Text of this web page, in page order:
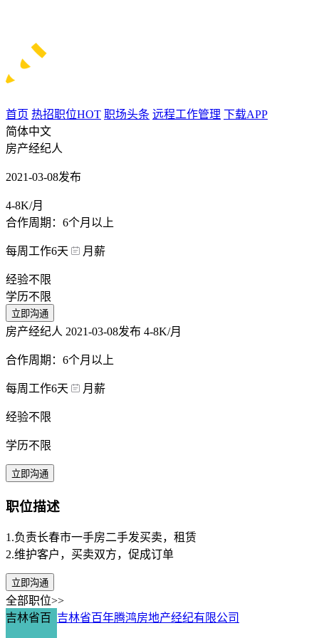
首页 热招职位HOT 职场头条 远程工作管理 下载APP
简体中文
房产经纪人
2021-03-08发布
4-8K/月
合作周期：6个月以上
每周工作6天 月薪
经验不限
学历不限
立即沟通
房产经纪人 2021-03-08发布 4-8K/月
合作周期：6个月以上
每周工作6天 月薪
经验不限
学历不限
立即沟通
职位描述
1.负责长春市一手房二手发买卖，租赁
2.维护客户，买卖双方，促成订单
立即沟通
全部职位>>
吉林省百 吉林省百年腾鸿房地产经纪有限公司